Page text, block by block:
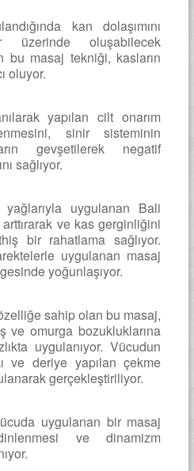
kan dolaşımını
üzerinde oluşabilecek
bu masaj tekniği, kasların
oluyor.
yapılan cilt onarım
sinir sisteminin
gevşetilerek negatif
sağlıyor.
uygulanan Bali
arttırarak ve kas gerginliğini
bir rahatlama sağlıyor.
uygulanan masaj
yoğunlaşıyor.
sahip olan bu masaj,
ve omurga bozukluklarına
uygulanıyor. Vücudun
ve deriye yapılan çekme
gerçekleştiriliyor.
uygulanan bir masaj
ve dinamizm